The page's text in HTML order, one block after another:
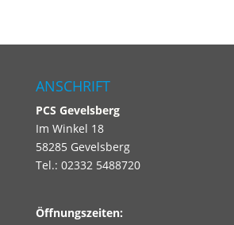
ANSCHRIFT
PCS Gevelsberg
Im Winkel 18
58285 Gevelsberg
Tel.: 02332 5488720
Öffnungszeiten: